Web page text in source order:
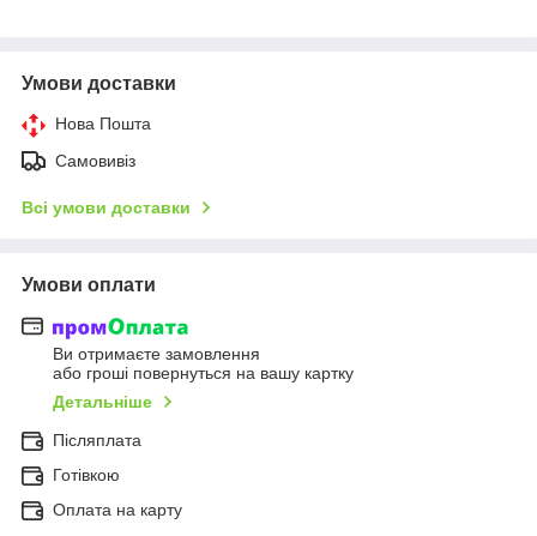
Умови доставки
Нова Пошта
Самовивіз
Всі умови доставки
Умови оплати
Ви отримаєте замовлення
або гроші повернуться на вашу картку
Детальніше
Післяплата
Готівкою
Оплата на карту